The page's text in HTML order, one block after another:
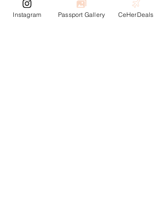
Instagram Passport Gallery CeHerDeals